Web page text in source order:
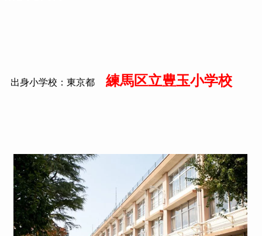
出身小学校：東京都 練馬区立豊玉小学校